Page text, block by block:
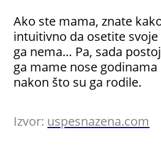
Ako ste mama, znate
intuitivno da osetite svoje
ga nema… Pa, sada
ga mame nose
nakon što su ga rodile.
Izvor: uspesnazena.com